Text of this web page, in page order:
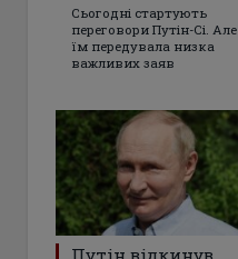
Сьогодні стартують
переговори Путін-Сі. Але
їм передувала низка
важливих заяв